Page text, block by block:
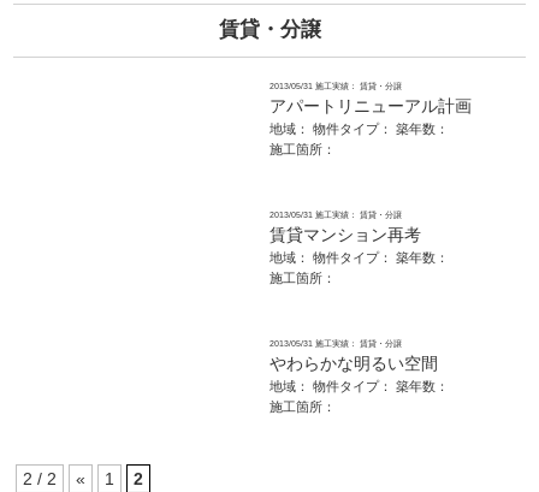
賃貸・分譲
2013/05/31 施工実績： 賃貸・分譲
アパートリニューアル計画
地域： 物件タイプ：
築年数：
施工箇所：
2013/05/31 施工実績： 賃貸・分譲
賃貸マンション再考
地域： 物件タイプ：
築年数：
施工箇所：
2013/05/31 施工実績： 賃貸・分譲
やわらかな明るい空間
地域： 物件タイプ：
築年数：
施工箇所：
2 / 2 « 1 2